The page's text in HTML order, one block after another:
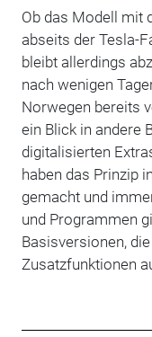
Ob das Modell mit
abseits der Tesla-
bleibt allerdings
nach wenigen
Norwegen bereits
ein Blick in andere
digitalisierten
haben das Prinzip
gemacht und
und Programmen
Basisversionen,
Zusatzfunktionen